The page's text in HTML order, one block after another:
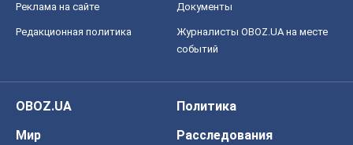
Реклама на сайте Документы
Редакционная политика
Журналисты OBOZ.UA на месте
событий
OBOZ.UA
Политика
Мир
Расследования